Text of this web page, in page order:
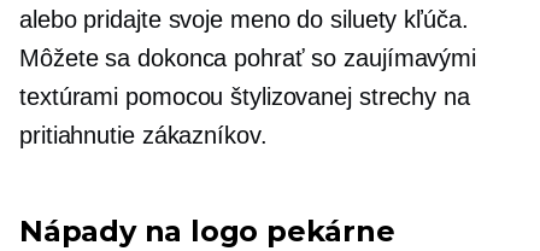
alebo pridajte svoje meno do siluety kľúča.
Môžete sa dokonca pohrať so zaujímavými
textúrami pomocou štylizovanej strechy na
pritiahnutie zákazníkov.
Nápady na logo pekárne